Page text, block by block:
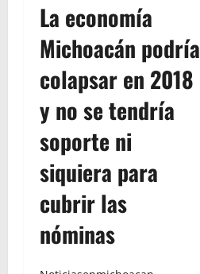
La economía
Michoacán podría
colapsar en 2018
y no se tendría
soporte ni
siquiera para
cubrir las
nóminas